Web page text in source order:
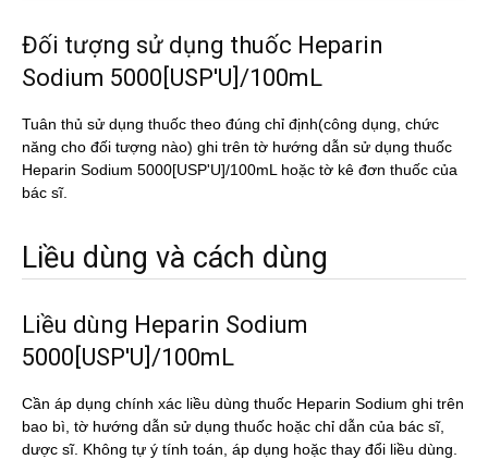
Đối tượng sử dụng thuốc Heparin
Sodium 5000[USP'U]/100mL
Tuân thủ sử dụng thuốc theo đúng chỉ định(công dụng, chức
năng cho đối tượng nào) ghi trên tờ hướng dẫn sử dụng thuốc
Heparin Sodium 5000[USP'U]/100mL hoặc tờ kê đơn thuốc của
bác sĩ.
Liều dùng và cách dùng
Liều dùng Heparin Sodium
5000[USP'U]/100mL
Cần áp dụng chính xác liều dùng thuốc Heparin Sodium ghi trên
bao bì, tờ hướng dẫn sử dụng thuốc hoặc chỉ dẫn của bác sĩ,
dược sĩ. Không tự ý tính toán, áp dụng hoặc thay đổi liều dùng.